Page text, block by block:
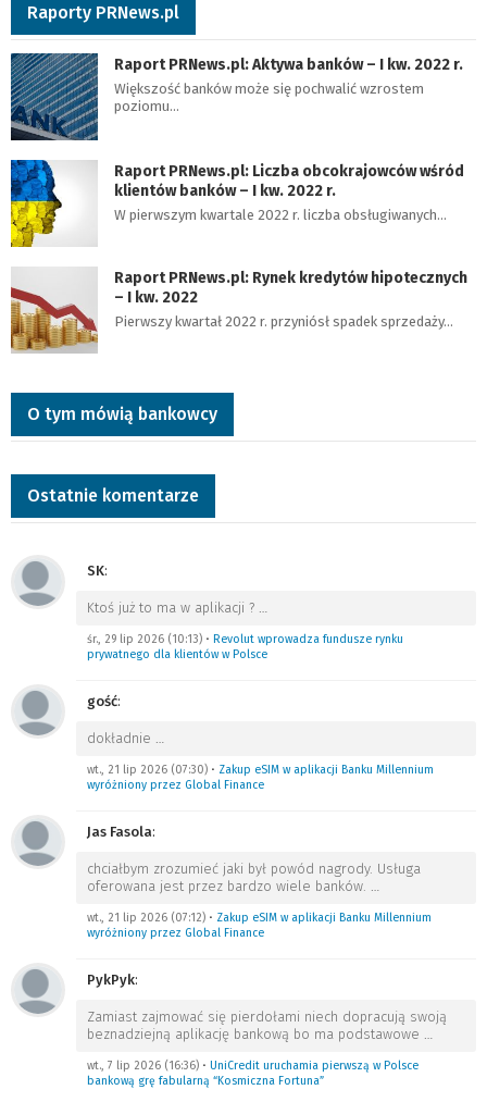
Raporty PRNews.pl
Raport PRNews.pl: Aktywa banków – I kw. 2022 r.
Większość banków może się pochwalić wzrostem
poziomu…
Raport PRNews.pl: Liczba obcokrajowców wśród
klientów banków – I kw. 2022 r.
W pierwszym kwartale 2022 r. liczba obsługiwanych…
Raport PRNews.pl: Rynek kredytów hipotecznych
– I kw. 2022
Pierwszy kwartał 2022 r. przyniósł spadek sprzedaży…
O tym mówią bankowcy
Ostatnie komentarze
SK:
Ktoś już to ma w aplikacji ?
śr., 29 lip 2026 (10:13) • Revolut wprowadza fundusze rynku
prywatnego dla klientów w Polsce
gość:
dokładnie
wt., 21 lip 2026 (07:30) • Zakup eSIM w aplikacji Banku Millennium
wyróżniony przez Global Finance
Jas Fasola:
chciałbym zrozumieć jaki był powód nagrody. Usługa
oferowana jest przez bardzo wiele banków.
wt., 21 lip 2026 (07:12) • Zakup eSIM w aplikacji Banku Millennium
wyróżniony przez Global Finance
PykPyk:
Zamiast zajmować się pierdołami niech dopracują swoją
beznadziejną aplikację bankową bo ma podstawowe
wt., 7 lip 2026 (16:36) • UniCredit uruchamia pierwszą w Polsce
bankową grę fabularną “Kosmiczna Fortuna”